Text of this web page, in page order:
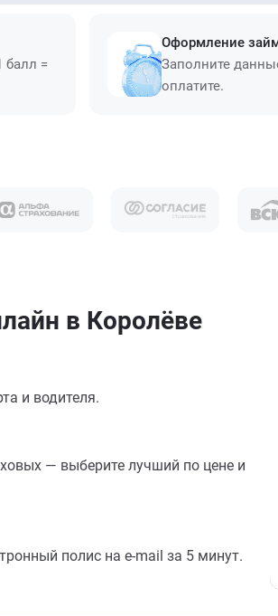
балл =
Оформление
Заполните
оплатите.
в Королёве
и водителя.
— выберите лучший по цене и
полис на e-mail за 5 минут.